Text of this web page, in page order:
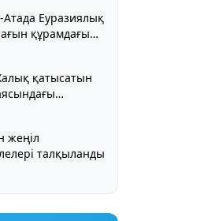
Еуразиялық
құрамдағы
қатысатын
жеңіл
талқыланды